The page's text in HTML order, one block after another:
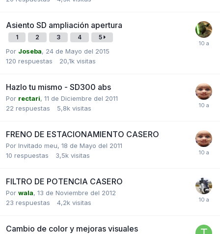
Asiento SD ampliación apertura
1 2 3 4 5
Por Joseba, 24 de Mayo del 2015
120 respuestas 20,1k visitas
Hazlo tu mismo - SD300 abs
Por rectari, 11 de Diciembre del 2011
22 respuestas 5,8k visitas
FRENO DE ESTACIONAMIENTO CASERO
Por Invitado meu, 18 de Mayo del 2011
10 respuestas 3,5k visitas
FILTRO DE POTENCIA CASERO
Por wala, 13 de Noviembre del 2012
23 respuestas 4,2k visitas
Cambio de color y mejoras visuales